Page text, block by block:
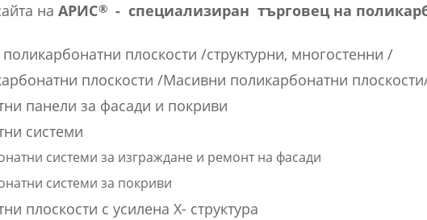
на АРИС® - специализиран търговец на
плоскости /структурни, многостенни /
плоскости /Масивни поликарбонатни
панели за фасади и покриви
системи
системи за изграждане и ремонт на фасади
системи за покриви
плоскости с усилена Х- структура